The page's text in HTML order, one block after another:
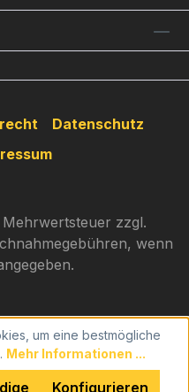
Datenschutz
zzgl.
wenn
um eine bestmögliche
Mehr Informationen ...
Konfigurieren